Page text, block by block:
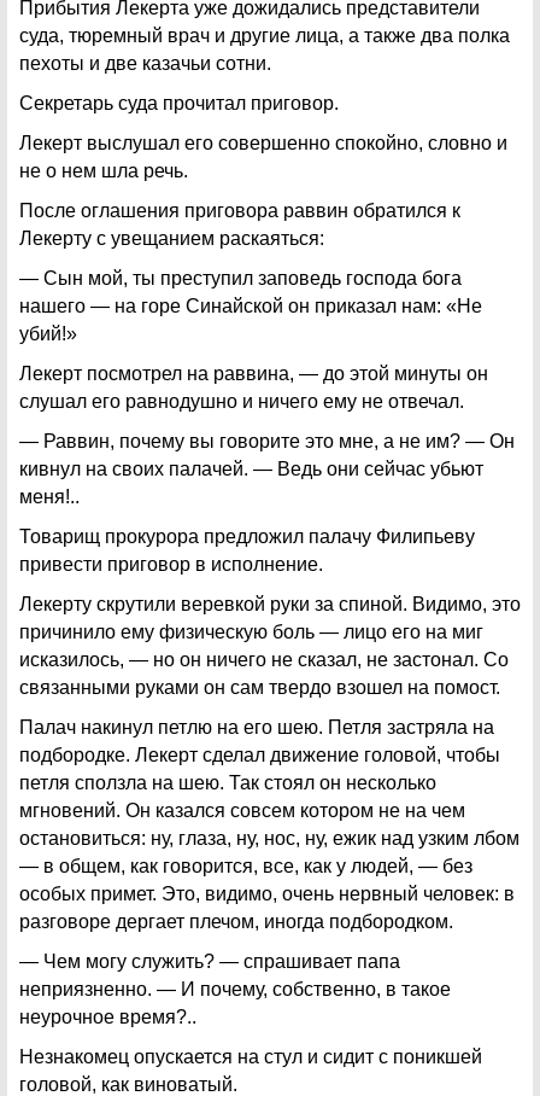
Прибытия Лекерта уже дожидались представители
суда, тюремный врач и другие лица, а также два полка
пехоты и две казачьи сотни.
Секретарь суда прочитал приговор.
Лекерт выслушал его совершенно спокойно, словно и
не о нем шла речь.
После оглашения приговора раввин обратился к
Лекерту с увещанием раскаяться:
— Сын мой, ты преступил заповедь господа бога
нашего — на горе Синайской он приказал нам: «Не
убий!»
Лекерт посмотрел на раввина, — до этой минуты он
слушал его равнодушно и ничего ему не отвечал.
— Раввин, почему вы говорите это мне, а не им? — Он
кивнул на своих палачей. — Ведь они сейчас убьют
меня!..
Товарищ прокурора предложил палачу Филипьеву
привести приговор в исполнение.
Лекерту скрутили веревкой руки за спиной. Видимо, это
причинило ему физическую боль — лицо его на миг
исказилось, — но он ничего не сказал, не застонал. Со
связанными руками он сам твердо взошел на помост.
Палач накинул петлю на его шею. Петля застряла на
подбородке. Лекерт сделал движение головой, чтобы
петля сползла на шею. Так стоял он несколько
мгновений. Он казался совсем котором не на чем
остановиться: ну, глаза, ну, нос, ну, ежик над узким лбом
— в общем, как говорится, все, как у людей, — без
особых примет. Это, видимо, очень нервный человек: в
разговоре дергает плечом, иногда подбородком.
— Чем могу служить? — спрашивает папа
неприязненно. — И почему, собственно, в такое
неурочное время?..
Незнакомец опускается на стул и сидит с поникшей
головой, как виноватый.